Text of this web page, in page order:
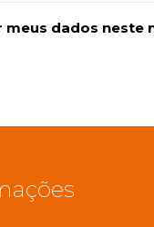
meus dados neste